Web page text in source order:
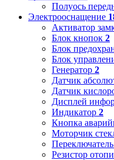
Полуось
Электрооснащение
Активатор
Блок кнопок 2
Блок
Блок
Генератор 2
Датчик
Датчик
Дисплей
Индикатор 2
Кнопка
Моторчик
Резистор